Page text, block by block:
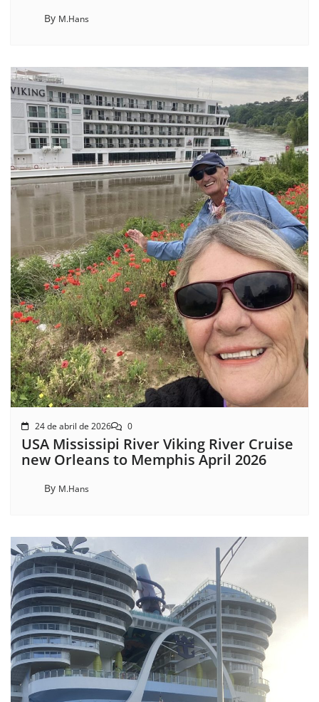
By M.Hans
24 de abril de 2026 0
USA Mississipi River Viking River Cruise
new Orleans to Memphis April 2026
By M.Hans